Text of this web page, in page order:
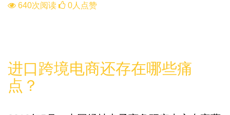
640次阅读 0人点赞
进口跨境电商还存在哪些痛
点？